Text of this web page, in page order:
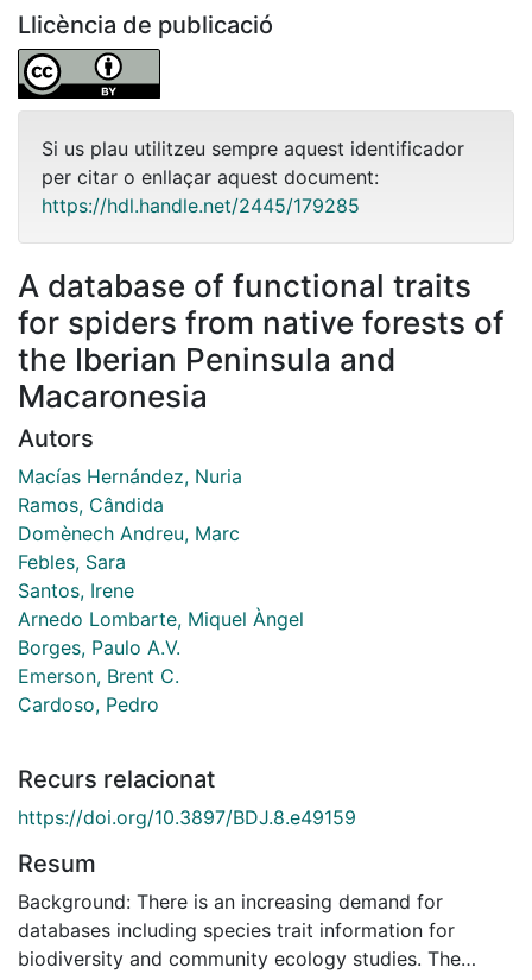
Llicència de publicació
Si us plau utilitzeu sempre aquest identificador
per citar o enllaçar aquest document:
https://hdl.handle.net/2445/179285
A database of functional traits
for spiders from native forests of
the Iberian Peninsula and
Macaronesia
Autors
Macías Hernández, Nuria
Ramos, Cândida
Domènech Andreu, Marc
Febles, Sara
Santos, Irene
Arnedo Lombarte, Miquel Àngel
Borges, Paulo A.V.
Emerson, Brent C.
Cardoso, Pedro
Recurs relacionat
https://doi.org/10.3897/BDJ.8.e49159
Resum
Background: There is an increasing demand for
databases including species trait information for
biodiversity and community ecology studies. The